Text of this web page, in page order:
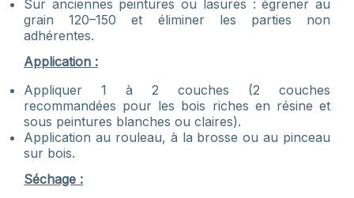
Sur anciennes peintures ou lasures : égrener au
grain 120–150 et éliminer les parties non
adhérentes.
Application :
Appliquer 1 à 2 couches (2 couches
recommandées pour les bois riches en résine et
sous peintures blanches ou claires).
Application au rouleau, à la brosse ou au pinceau
sur bois.
Séchage :